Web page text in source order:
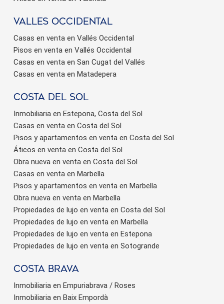
valles occidental
Casas en venta en Vallés Occidental
Pisos en venta en Vallés Occidental
Casas en venta en San Cugat del Vallés
Casas en venta en Matadepera
Costa del sol
Inmobiliaria en Estepona, Costa del Sol
Casas en venta en Costa del Sol
Pisos y apartamentos en venta en Costa del Sol
Áticos en venta en Costa del Sol
Obra nueva en venta en Costa del Sol
Casas en venta en Marbella
Pisos y apartamentos en venta en Marbella
Obra nueva en venta en Marbella
Propiedades de lujo en venta en Costa del Sol
Propiedades de lujo en venta en Marbella
Propiedades de lujo en venta en Estepona
Propiedades de lujo en venta en Sotogrande
Costa brava
Inmobiliaria en Empuriabrava / Roses
Inmobiliaria en Baix Empordà